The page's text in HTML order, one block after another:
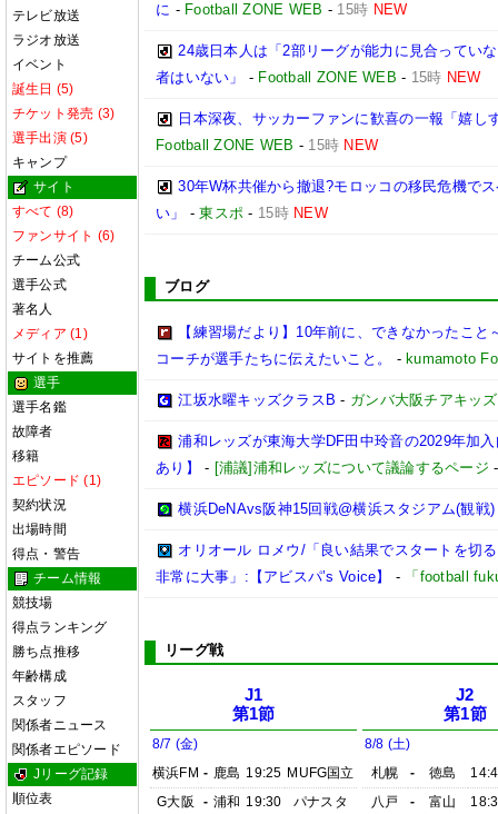
テレビ放送
ラジオ放送
イベント
誕生日 (5)
チケット発売 (3)
選手出演 (5)
キャンプ
サイト
すべて (8)
ファンサイト (6)
チーム公式
選手公式
著名人
メディア (1)
サイトを推薦
選手
選手名鑑
故障者
移籍
エピソード (1)
契約状況
出場時間
得点・警告
チーム情報
競技場
得点ランキング
勝ち点推移
年齢構成
スタッフ
関係者ニュース
関係者エピソード
Jリーグ記録
順位表
に - Football ZONE WEB - 15時 NEW
24歳日本人は「2部リーグが能力に見合ってい
者はいない」
- Football ZONE WEB - 15時 NEW
日本深夜、サッカーファンに歓喜の一報「嬉
Football ZONE WEB - 15時 NEW
30年W杯共催から撤退?モロッコの移民危機で
い」
-東スポ - 15時 NEW
ブログ
【練習場だより】10年前に、できなかったこ
コーチが選手たちに伝えたいこと。
- kumamoto
江坂水曜キッズクラスB - ガンバ大阪チアキッ
浦和レッズが東海大学DF田中玲音の2029年加
あり】
- [浦議]浦和レッズについて議論するページ
横浜DeNAvs阪神15回戦@横浜スタジアム(観戦)
オリオール ロメウ/「良い結果でスタートを切
非常に大事」:【アビスパ’s Voice】
- 「football
リーグ戦
J1
第1節
8/7 (金)
横浜FM - 鹿島 19:25 MUFG国立
G大阪
- 浦和 19:30
パナスタ
J2
第1節
8/8 (土)
札幌
- 徳島
八戸
- 富山